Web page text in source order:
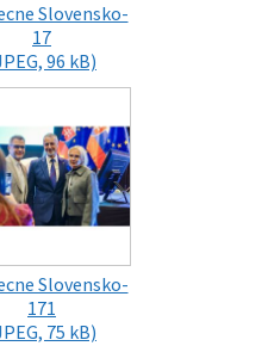
Slovensko-
17
96 kB)
Slovensko-
171
75 kB)